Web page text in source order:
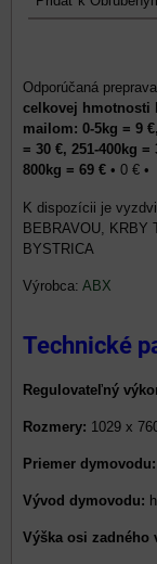
celkovej hmotnosti
mailom: 0-5kg = 9
= 30 €, 251-400kg =
800kg = 69 € • 0 € •
BEBRAVOU, KRBY
BYSTRICA
Výrobca: ABX
Technické
Regulovateľný
Rozmery: 1029 x
Priemer dymovodu:
Vývod dymovodu:
Výška osi zadného